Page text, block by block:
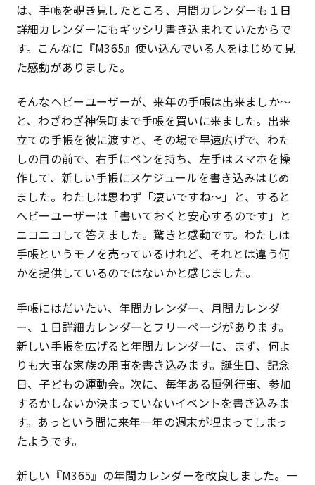
は、手帳を覗き見したところ、月間カレンダーも１日
詳細カレンダーにもギッシリ書き込まれていたからで
す。こんなに『M365』使い込んでいる人をはじめて見
た感動がありました。
そんなヘビーユーザーが、来年の手帳は出来ましか〜
と、わざわざ神保町まで手帳を買いに来ました。出来
立ての手帳を彼に渡すと、その場で早速広げで、わた
しの目の前で、右手にペンを持ち、左手はスマホを操
作して、新しい手帳にスケジュールを書き込みはじめ
ました。わたしは思わず「凄いですね〜」と、すると
ヘビーユーザーは「書いておくと安心するのです」と
ニコニコして答えました。驚きと感動です。わたしは
手帳というモノを売っているけれど、それとは違う何
かを提供しているのではないかと感じました。
手帳にはだいたい、年間カレンダー、月間カレンダ
ー、１日詳細カレンダーとフリーページがあります。
新しい手帳を広げると年間カレンダーに、まず、何よ
りも大事な家族の用事を書き込みます。誕生日、記念
日、子どもの運動会。次に、毎年ある恒例行事、参加
するかしないか決まっていないイベントを書き込みま
す。あっという間に来年一年の週末が埋まってしまっ
たようです。
新しい『M365』の年間カレンダーを改良しました。一